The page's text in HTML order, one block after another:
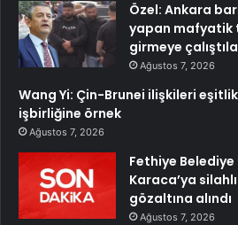
Özel: Ankara
yapan mafyatik
girmeye
Ağustos 7, 2026
Wang Yi: Çin-Brunei ilişkileri
işbirliğine örnek
Ağustos 7, 2026
Fethiye Belediye
Karaca’ya
gözaltına alındı
Ağustos 7, 2026